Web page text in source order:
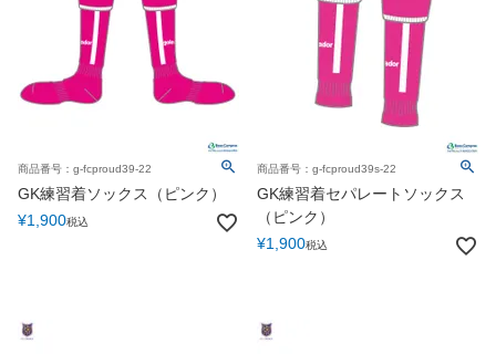
商品番号：g-fcproud39-22
GK練習着ソックス（ピンク）
¥1,900税込
商品番号：g-fcproud39s-22
GK練習着セパレートソックス
（ピンク）
¥1,900税込